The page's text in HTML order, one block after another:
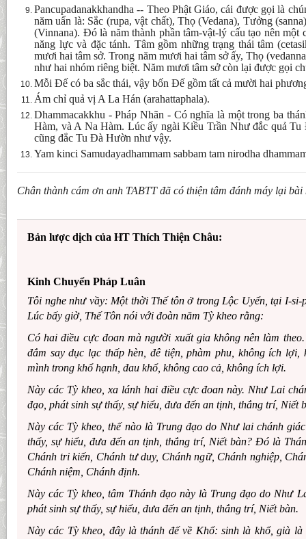
Pancupadanakkhandha -- Theo Phật Giáo, cái được gọi là
năm uẩn là: Sắc (rupa, vật chất), Thọ (Vedana), Tưởng
(Vinnana). Ðó là năm thành phần tâm-vật-lý cấu tạo nên một
năng lực và đặc tánh. Tâm gồm những trạng thái tâm
mươi hai tâm sở. Trong năm mươi hai tâm sở ấy, Thọ
như hai nhóm riêng biệt. Năm mươi tâm sở còn lại được gọi
Mỗi Ðế có ba sắc thái, vậy bốn Ðế gồm tất cả mười hai
Ám chỉ quả vị A La Hán (arahattaphala).
Dhammacakkhu - Pháp Nhãn - Có nghĩa là một trong ba
Hàm, và A Na Hàm. Lúc ấy ngài Kiều Trần Như đắc quả
cũng đắc Tu Ðà Hườn như vậy.
Yam kinci Samudayadhammam sabbam tam nirodha
Chân thành cám ơn anh TABTT đã có thiện tâm đánh máy lại bài
Bản lược dịch của HT Thích Thiện Châu:
Kinh Chuyển Pháp Luân
Tôi nghe như vầy: Một thời Thế tôn ở trong Lộc Uyển, tại I-si-
Lúc bấy giờ, Thế Tôn nói với đoàn năm Tỳ kheo rằng:
Có hai điều cực đoan mà người xuất gia không nên làm
đắm say dục lạc thấp hèn, đê tiện, phàm phu, không ích
mình trong khổ hạnh, đau khổ, không cao cả, không ích lợi.
Này các Tỳ kheo, xa lánh hai điều cực đoan này. Như Lai
đạo, phát sinh sự thấy, sự hiểu, đưa đến an tịnh, thắng trí, Niết
Này các Tỳ kheo, thế nào là Trung đạo do Như lai chánh
thấy, sự hiểu, đưa đến an tịnh, thắng trí, Niết bàn? Ðó là
Chánh tri kiến, Chánh tư duy, Chánh ngữ, Chánh nghiệp,
Chánh niệm, Chánh định.
Này các Tỳ kheo, tâm Thánh đạo này là Trung đạo do Như
phát sinh sự thấy, sự hiểu, đưa đến an tịnh, thắng trí, Niết bàn.
Này các Tỳ kheo, đây là thánh đế về Khổ: sinh là khổ, già